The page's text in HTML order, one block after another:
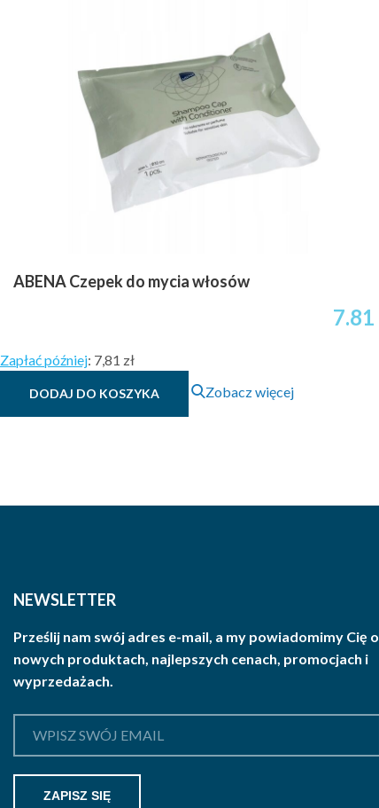
ABENA Czepek do mycia włosów
7.81
Zapłać później: 7,81 zł
DODAJ DO KOSZYKA Zobacz więcej
NEWSLETTER
Prześlij nam swój adres e-mail, a my powiadomimy Cię o
nowych produktach, najlepszych cenach, promocjach i
wyprzedażach.